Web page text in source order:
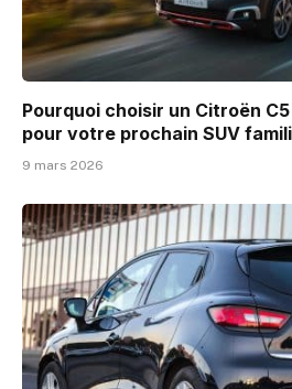
Pourquoi choisir un Citroën
pour votre prochain SUV
9 mars 2026